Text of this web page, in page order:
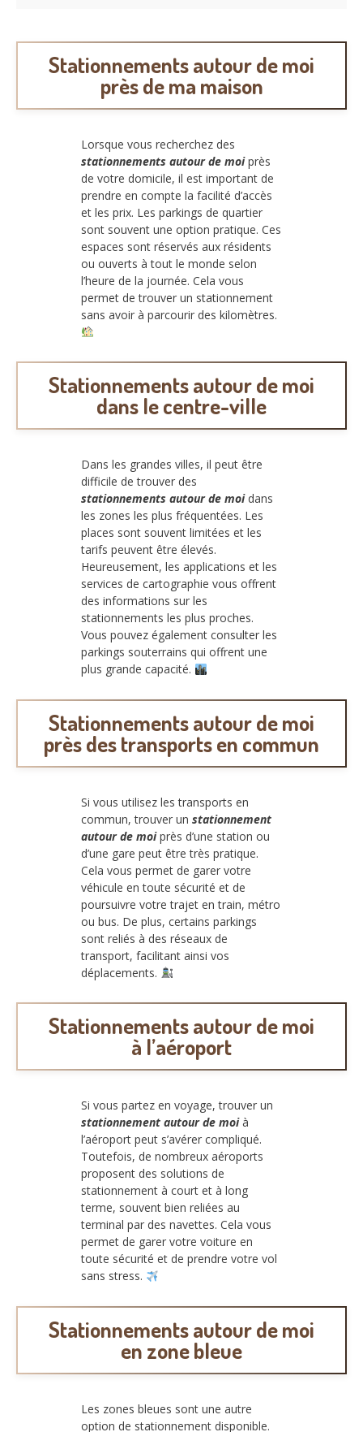
Stationnements autour de moi
près de ma maison
Lorsque vous recherchez des
stationnements autour de moiprès
de votre domicile, il est important de
prendre en compte la facilité d’accès
et les prix. Les parkings de quartier
sont souvent une option pratique. Ces
espaces sont réservés aux résidents
ou ouverts à tout le monde selon
l’heure de la journée. Cela vous
permet de trouver un stationnement
sans avoir à parcourir des kilomètres.
Stationnements autour de moi
dans le centre-ville
Dans les grandes villes, il peut être
difficile de trouver des
stationnements autour de moidans
les zones les plus fréquentées. Les
places sont souvent limitées et les
tarifs peuvent être élevés.
Heureusement, les applications et les
services de cartographie vous offrent
des informations sur les
stationnements les plus proches.
Vous pouvez également consulter les
parkings souterrains qui offrent une
plus grande capacité.
Stationnements autour de moi
près des transports en commun
Si vous utilisez les transports en
commun, trouver un stationnement
autour de moiprès d’une station ou
d’une gare peut être très pratique.
Cela vous permet de garer votre
véhicule en toute sécurité et de
poursuivre votre trajet en train, métro
ou bus. De plus, certains parkings
sont reliés à des réseaux de
transport, facilitant ainsi vos
déplacements.
Stationnements autour de moi
à l’aéroport
Si vous partez en voyage, trouver un
stationnement autour de moià
l’aéroport peut s’avérer compliqué.
Toutefois, de nombreux aéroports
proposent des solutions de
stationnement à court et à long
terme, souvent bien reliées au
terminal par des navettes. Cela vous
permet de garer votre voiture en
toute sécurité et de prendre votre vol
sans stress.
Stationnements autour de moi
en zone bleue
Les zones bleues sont une autre
option de stationnement disponible.